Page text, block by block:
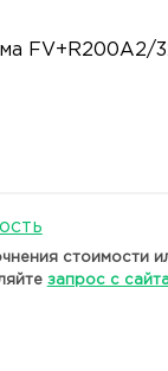
FV+R200A2/
стоимости
запрос с